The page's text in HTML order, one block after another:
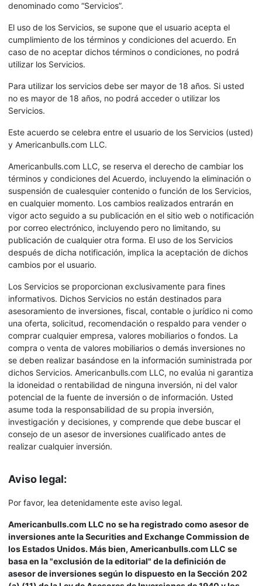
denominado como “Servicios”.
El uso de los Servicios, se supone que el usuario acepta el
cumplimiento de los términos y condiciones del acuerdo. En
caso de no aceptar dichos términos o condiciones, no podrá
utilizar los Servicios.
Para utilizar los servicios debe ser mayor de 18 años. Si usted
no es mayor de 18 años, no podrá acceder o utilizar los
Servicios.
Este acuerdo se celebra entre el usuario de los Servicios (usted)
y Americanbulls.com LLC.
Americanbulls.com LLC, se reserva el derecho de cambiar los
términos y condiciones del Acuerdo, incluyendo la eliminación o
suspensión de cualesquier contenido o función de los Servicios,
en cualquier momento. Los cambios realizados entrarán en
vigor acto seguido a su publicación en el sitio web o notificación
por correo electrónico, incluyendo pero no limitando, su
publicación de cualquier otra forma. El uso de los Servicios
después de dicha notificación, implica la aceptación de dichos
cambios por el usuario.
Los Servicios se proporcionan exclusivamente para fines
informativos. Dichos Servicios no están destinados para
asesoramiento de inversiones, fiscal, contable o jurídico ni como
una oferta, solicitud, recomendación o respaldo para vender o
comprar cualquier empresa, valores mobiliarios o fondos. La
compra o venta de valores mobiliarios o demás inversiones no
se deben realizar basándose en la información suministrada por
dichos Servicios. Americanbulls.com LLC, no evalúa ni garantiza
la idoneidad o rentabilidad de ninguna inversión, ni del valor
potencial de la fuente de inversión o de información. Usted
asume toda la responsabilidad de su propia inversión,
investigación y decisiones, y comprende que debe buscar el
consejo de un asesor de inversiones cualificado antes de
realizar cualquier inversión.
Aviso legal:
Por favor, lea detenidamente este aviso legal.
Americanbulls.com LLC no se ha registrado como asesor de
inversiones ante la Securities and Exchange Commission de
los Estados Unidos. Más bien, Americanbulls.com LLC se
basa en la "exclusión de la editorial" de la definición de
asesor de inversiones según lo dispuesto en la Sección 202